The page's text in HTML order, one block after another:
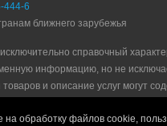
444-6
ближнего зарубежья
справочный
информацию, но не
и описание услуг могут
обработку файлов cookie,